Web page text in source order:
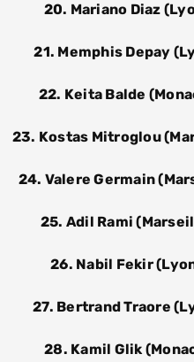
20. Mariano Diaz
21. Memphis Depay
22. Keita Balde
23. Kostas Mitroglou
24. Valere Germain
25. Adil Rami
26. Nabil Fekir
27. Bertrand Traore
28. Kamil Glik